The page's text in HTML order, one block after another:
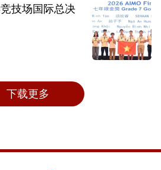
技场国际总决
下载更多